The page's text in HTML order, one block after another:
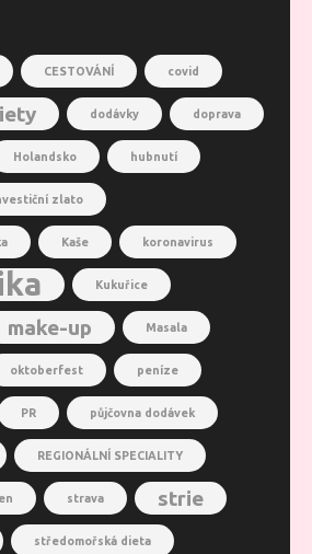
CESTOVÁNÍ covid
dodávky doprava
Holandsko hubnutí
zlato
Kaše koronavirus
Kukuřice
make-up Masala
oktoberfest peníze
PR půjčovna dodávek
REGIONÁLNÍ SPECIALITY
strava
strie
středomořská dieta